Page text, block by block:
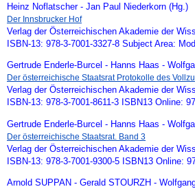
Heinz Noflatscher - Jan Paul Niederkorn (Hg.)
Der Innsbrucker Hof
Verlag der Österreichischen Akademie der
ISBN-13: 978-3-7001-3327-8 Subject Area:
Gertrude Enderle-Burcel - Hanns Haas -
Der österreichische Staatsrat Protokolle des
Verlag der Österreichischen Akademie der
ISBN-13: 978-3-7001-8611-3 ISBN13 Online:
Gertrude Enderle-Burcel - Hanns Haas -
Der österreichische Staatsrat. Band 3
Verlag der Österreichischen Akademie der
ISBN-13: 978-3-7001-9300-5 ISBN13 Online:
Arnold SUPPAN - Gerald STOURZH -